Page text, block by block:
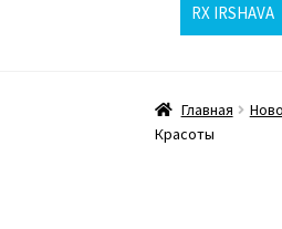
RX IRSHAVA
Жара бьёт
Главная
Красоты